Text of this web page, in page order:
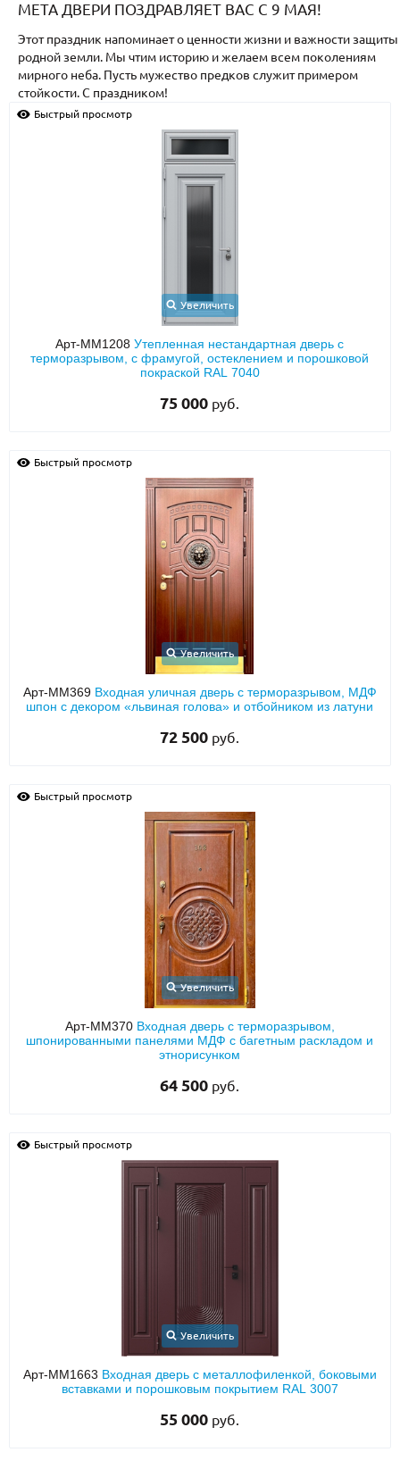
С реечным дизайном(29)
ПО НАЗНАЧЕНИЮ
ПО ОСОБЕННОСТЯМ
ПО КОНСТРУКЦИИ
ДОСТАВКА
КОНТАКТЫ
Металлические двери от производителя с доставкой и установкой в
Москве и МО
ПН-СБ - с 9:00 до 21:00, ВС - до 19:00
+7 (495) 411-44-41
INFO@META-M.RU
ЗАПРОСИТЬ РАСЧЕТ
МЕТА ДВЕРИ ПОЗДРАВЛЯЕТ ВАС С 9 МАЯ!
Этот праздник напоминает о ценности жизни и важности защиты
родной земли. Мы чтим историю и желаем всем поколениям
мирного неба. Пусть мужество предков служит примером
стойкости. С праздником!
Быстрый просмотр
Увеличить
Арт-ММ1208Утепленная нестандартная дверь с
терморазрывом, с фрамугой, остеклением и порошковой
покраской RAL 7040
75 000 руб.
Быстрый просмотр
Увеличить
Арт-ММ369 Входная уличная дверь с терморазрывом, МДФ
шпон с декором «львиная голова» и отбойником из латуни
72 500 руб.
Быстрый просмотр
Увеличить
Арт-ММ370 Входная дверь с терморазрывом,
шпонированными панелями МДФ с багетным раскладом и
этнорисунком
64 500 руб.
Быстрый просмотр
Увеличить
Арт-ММ1663 Входная дверь с металлофиленкой, боковыми
вставками и порошковым покрытием RAL 3007
55 000 руб.